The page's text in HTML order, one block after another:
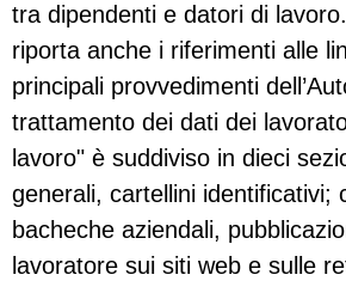
tra dipendenti e datori di
riporta anche i riferimenti alle
principali provvedimenti
trattamento dei dati dei
lavoro" è suddiviso in dieci
generali, cartellini identificativi;
bacheche aziendali,
lavoratore sui siti web e sulle